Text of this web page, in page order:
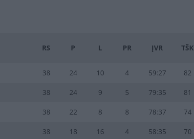
RS P L PR ĮVR TŠK
38 24 10 4 59:27 82
38 24 9 5 79:35 81
38 22 8 8 78:37 74
38 18 16 4 58:35 70